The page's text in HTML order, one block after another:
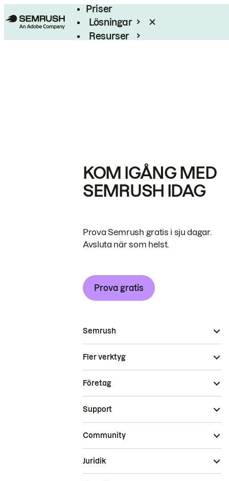
Priser
Lösningar
Resurser
KOM IGÅNG MED
SEMRUSH IDAG
Prova Semrush gratis i sju dagar.
Avsluta när som helst.
Prova gratis
Semrush
Fler verktyg
Företag
Support
Community
Juridik